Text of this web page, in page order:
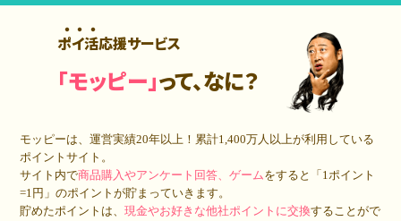
ポイ活応援サービス
「モッピー」って、なに？
モッピーは、運営実績20年以上！累計1,400万人 以上が利用している
ポイントサイト。
サイト内で商品購入やアンケート回答、ゲームをすると「1ポイント
=1円」のポイントが貯まっていきます。
貯めたポイントは、現金やお好きな他社ポイントに交換することがで